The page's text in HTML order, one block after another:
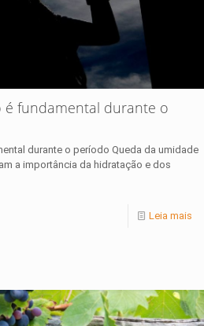
é fundamental durante o
durante o período Queda da umidade
a importância da hidratação e dos
Leia mais